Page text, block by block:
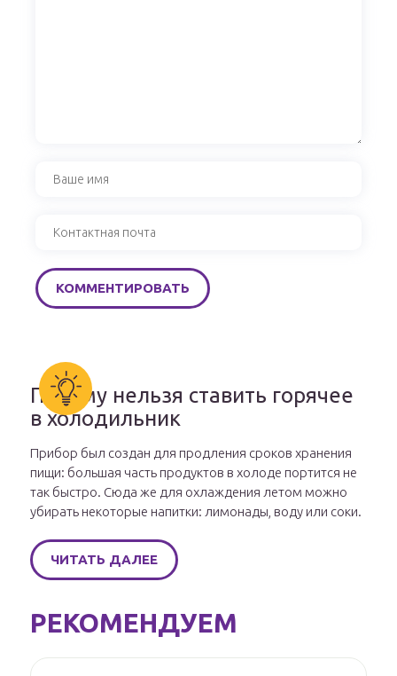
Почему нельзя ставить горячее
в холодильник
Прибор был создан для продления сроков хранения
пищи: большая часть продуктов в холоде портится не
так быстро. Сюда же для охлаждения летом можно
убирать некоторые напитки: лимонады, воду или соки.
ЧИТАТЬ ДАЛЕЕ
РЕКОМЕНДУЕМ